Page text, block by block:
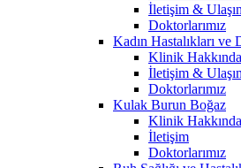
İletişim &
Doktorlarımız
Kadın Hastalıkları ve
Klinik Hakkında
İletişim &
Doktorlarımız
Kulak Burun Boğaz
Klinik Hakkında
İletişim
Doktorlarımız